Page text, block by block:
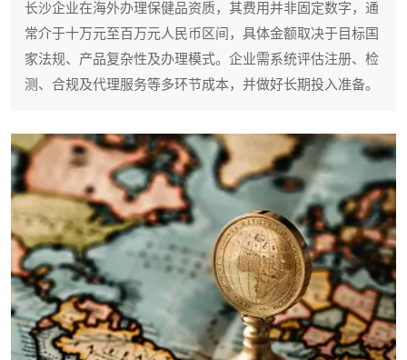
长沙企业在海外办理保健品资质，其费用并非固定数字，通
常介于十万元至百万元人民币区间，具体金额取决于目标国
家法规、产品复杂性及办理模式。企业需系统评估注册、检
测、合规及代理服务等多环节成本，并做好长期投入准备。